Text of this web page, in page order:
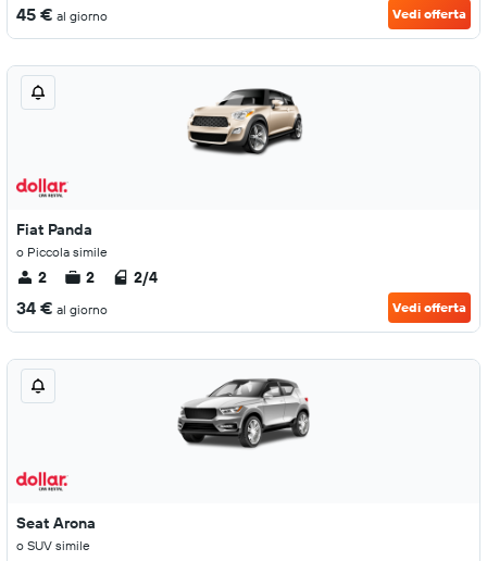
45 € al giorno Vedi offerta
Fiat Panda
o Piccola simile
2 2 2/4
34 € al giorno Vedi offerta
Seat Arona
o SUV simile